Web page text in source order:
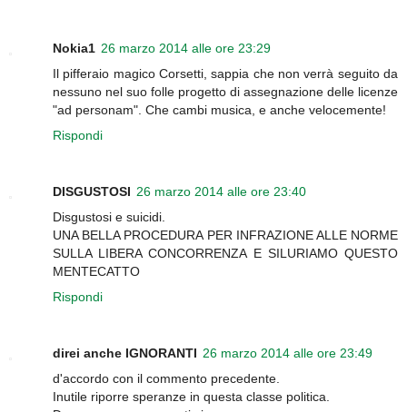
Nokia1 26 marzo 2014 alle ore 23:29
Il pifferaio magico Corsetti, sappia che non verrà seguito da
nessuno nel suo folle progetto di assegnazione delle licenze
"ad personam". Che cambi musica, e anche velocemente!
Rispondi
DISGUSTOSI 26 marzo 2014 alle ore 23:40
Disgustosi e suicidi.
UNA BELLA PROCEDURA PER INFRAZIONE ALLE NORME
SULLA LIBERA CONCORRENZA E SILURIAMO QUESTO
MENTECATTO
Rispondi
direi anche IGNORANTI 26 marzo 2014 alle ore 23:49
d'accordo con il commento precedente.
Inutile riporre speranze in questa classe politica.